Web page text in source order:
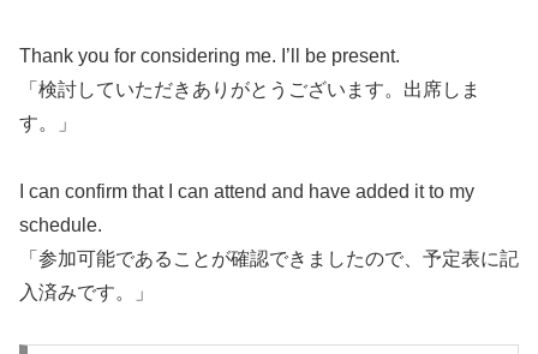
Thank you for considering me. I’ll be present.
「検討していただきありがとうございます。出席しま
す。」
I can confirm that I can attend and have added it to my
schedule.
「参加可能であることが確認できましたので、予定表に記
入済みです。」